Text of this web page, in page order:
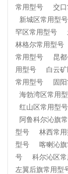
常用型号
交
新城区常用型号
罕区常用型号
林格尔常用型号
常用型号
昆
用型号
白云
常用型号
固
海勃湾区常用
红山区常用型号
阿鲁科尔沁旗
型号
林西常
型号
喀喇沁
号
科尔沁区
左翼后旗常用型